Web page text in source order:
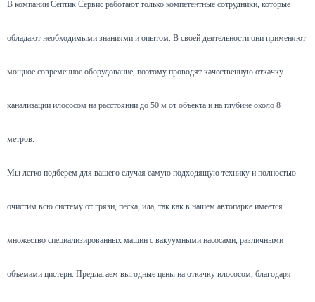
В компании Септик Сервис работают только компетентные сотрудники, которые
обладают необходимыми знаниями и опытом. В своей деятельности они применяют
мощное современное оборудование, поэтому проводят качественную откачку
канализации илососом на расстоянии до 50 м от объекта и на глубине около 8
метров.
Мы легко подберем для вашего случая самую подходящую технику и полностью
очистим всю систему от грязи, песка, ила, так как в нашем автопарке имеется
множество специализированных машин с вакуумными насосами, различными
объемами цистерн. Предлагаем выгодные цены на откачку илососом, благодаря